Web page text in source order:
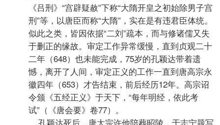
《吕刑》“宫辟疑赦”下称“大隋开皇之初始除男子宫
刑”等，以唐臣而称“大隋”，实在是有违君臣体统。
似此之类，皆因依据“二刘”疏本，而与修诸儒又失
于删正的缘故。审定工作异常缓慢，直到贞观二十
二年（648）也未能完成，75岁的孔颖达带着遗
憾，离开了人间，审定正义的工作一直到唐高宗永
徽四年（653）才告结束，前后经历12年。高宗诏
令颁《五经正义》于天下，“每年明经，依此考
试”（《唐会要》卷77）。
孔颖达死后，唐太宗许他陪葬昭陵，于志宁题写